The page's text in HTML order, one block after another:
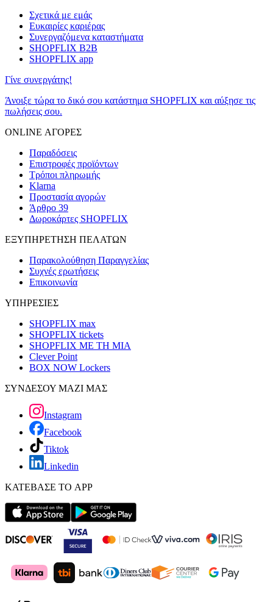
Σχετικά με εμάς
Ευκαιρίες καριέρας
Συνεργαζόμενα καταστήματα
SHOPFLIX B2B
SHOPFLIX app
Γίνε συνεργάτης!
Άνοιξε τώρα το δικό σου κατάστημα SHOPFLIX και αύξησε τις
πωλήσεις σου.
ONLINE ΑΓΟΡΕΣ
Παραδόσεις
Επιστροφές προϊόντων
Τρόποι πληρωμής
Klarna
Προστασία αγορών
Άρθρο 39
Δωροκάρτες SHOPFLIX
ΕΞΥΠΗΡΕΤΗΣΗ ΠΕΛΑΤΩΝ
Παρακολούθηση Παραγγελίας
Συχνές ερωτήσεις
Επικοινωνία
ΥΠΗΡΕΣΙΕΣ
SHOPFLIX max
SHOPFLIX tickets
SHOPFLIX ΜΕ ΤΗ ΜΙΑ
Clever Point
BOX NOW Lockers
ΣΥΝΔΕΣΟΥ ΜΑΖΙ ΜΑΣ
Instagram
Facebook
Tiktok
Linkedin
ΚΑΤΕΒΑΣΕ ΤΟ APP